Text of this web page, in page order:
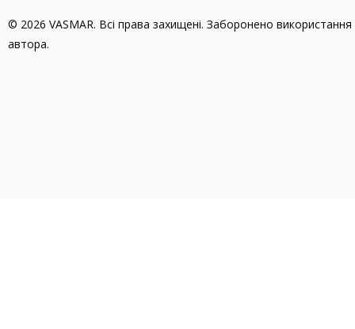
© 2026 VASMAR. Всі права захищені. Заборонено використання
автора.